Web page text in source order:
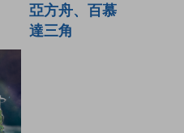
亞方舟、百慕
達三角